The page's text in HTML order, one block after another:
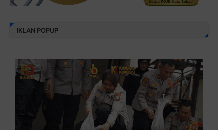
IKLAN POPUP